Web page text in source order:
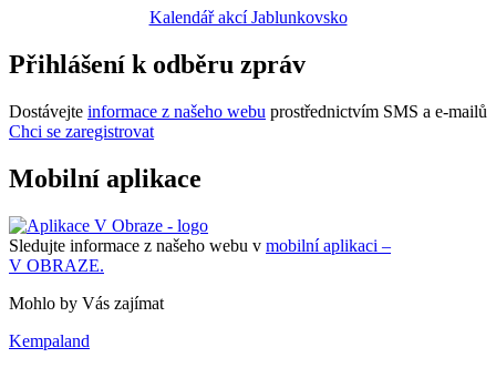
Kalendář akcí Jablunkovsko
Přihlášení k odběru zpráv
Dostávejte informace z našeho webu prostřednictvím SMS a e-mailů
Chci se zaregistrovat
Mobilní aplikace
Sledujte informace z našeho webu v mobilní aplikaci –
V OBRAZE.
Mohlo by Vás zajímat
Kempaland